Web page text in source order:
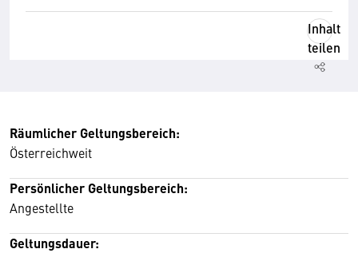
Inhalt
teilen
Räumlicher Geltungsbereich:
Österreichweit
Persönlicher Geltungsbereich:
Angestellte
Geltungsdauer: